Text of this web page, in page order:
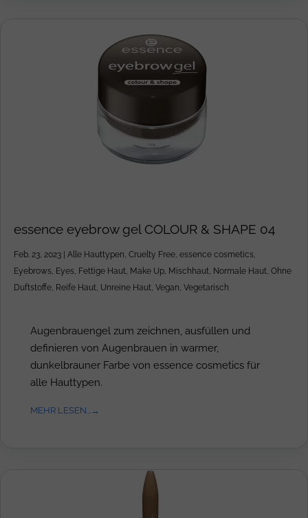
essence eyebrow gel COLOUR & SHAPE 04
Feb. 23, 2023 Alle Hauttypen, Cruelty Free, essence cosmetics,
Eyebrows, Eyes, Fettige Haut, Make Up, Mischhaut, Normale Haut, Ohne
Duftstoffe, Reife Haut, Unreine Haut, Vegan, Vegetarisch
Augenbrauengel zum zeichnen, ausfüllen und
definieren von Augenbrauen in warmer,
dunkelbrauner Farbe von essence cosmetics für
alle Hauttypen.
MEHR LESEN...